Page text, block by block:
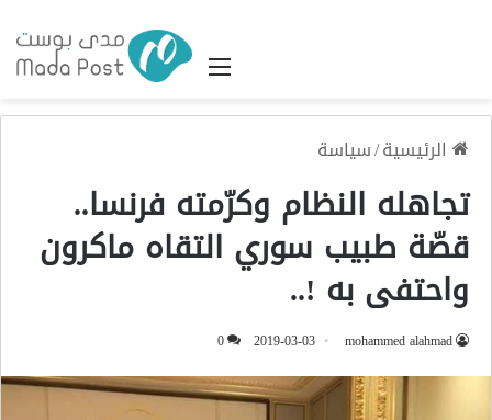
القائمة
الرئيسية/سياسة
تجاهله النظام وكرّمته فرنسا..
قصّة طبيب سوري التقاه ماكرون
واحتفى به !..
mohammed alahmad
2019-03-03
0